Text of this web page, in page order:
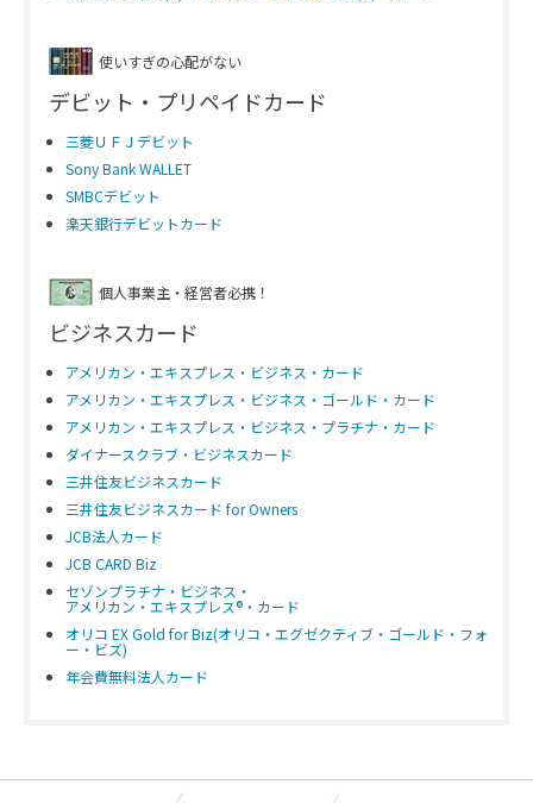
使いすぎの心配がない
デビット・プリペイドカード
三菱ＵＦＪデビット
Sony Bank WALLET
SMBCデビット
楽天銀行デビットカード
個人事業主・経営者必携！
ビジネスカード
アメリカン・エキスプレス・ビジネス・カード
アメリカン・エキスプレス・ビジネス・ゴールド・カード
アメリカン・エキスプレス・ビジネス・プラチナ・カード
ダイナースクラブ・ビジネスカード
三井住友ビジネスカード
三井住友ビジネスカード for Owners
JCB法人カード
JCB CARD Biz
セゾンプラチナ・ビジネス・
アメリカン・エキスプレス®・カード
オリコ EX Gold for Biz(オリコ・エグゼクティブ・ゴールド・フォ
ー・ビズ)
年会費無料法人カード